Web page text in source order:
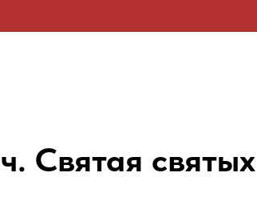
Святая святых